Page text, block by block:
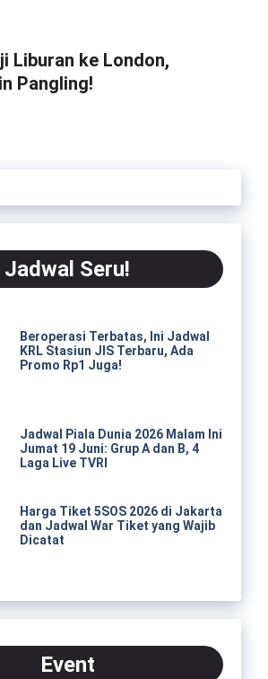
Liburan ke London,
Pangling!
Jadwal Seru!
Beroperasi Terbatas, Ini Jadwal
KRL Stasiun JIS Terbaru, Ada
Promo Rp1 Juga!
Jadwal Piala Dunia 2026 Malam Ini
Jumat 19 Juni: Grup A dan B, 4
Laga Live TVRI
Harga Tiket 5SOS 2026 di Jakarta
dan Jadwal War Tiket yang Wajib
Dicatat
Event